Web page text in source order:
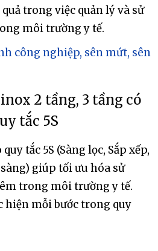
trong việc quản lý và sử
môi trường y tế.
công nghiệp, sên mứt, sên
2 tầng, 3 tầng có
tắc 5S
tắc 5S (Sàng lọc, Sắp xếp,
sàng) giúp tối ưu hóa sử
trong môi trường y tế.
hiện mỗi bước trong quy